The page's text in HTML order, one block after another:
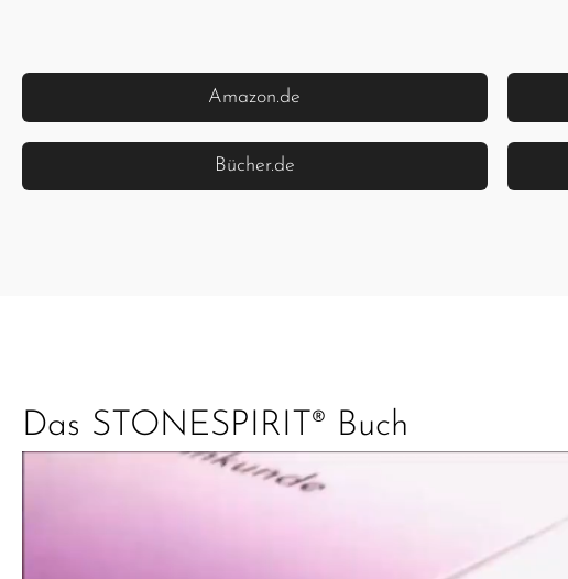
Amazon.de
Bücher.de
Das STONESPIRIT® Buch